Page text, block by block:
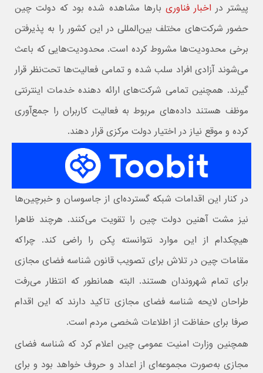
پیشتر در اخبار فناوری بارها مشاهده شده بود که دولت چین
حضور شرکت‌های مختلف بین‌المللی در این کشور را به پذیرفتن
برخی محدودیت‌ها مشروط کرده است. محدودیت‌هایی که باعث
می‌شوند آزادی افراد سلب شده و تمامی فعالیت‌ها تحت‌نظر قرار
گیرند. همچنین تمامی شرکت‌های ارائه دهنده خدمات اینترنتی
موظف هستند داده‌های مربوط به فعالیت کاربران را جمع‌آوری
کرده و موقع نیاز در اختیار دولت مرکزی قرار دهند.
در کنار این اقدامات شبکه گسترده‌ای از جاسوسان و خبرچین‌ها
نیز مشت آهنین دولت چین را تقویت می‌کنند. هرچند ظاهرا
هیچکدام از این موارد نتوانسته پکن را راضی کند. چراکه
مقامات چین در تلاش برای تصویب قانون شناسه فضای مجازی
برای تمام شهروندان هستند. البته همانطور که انتظار می‌رفت
طراحان لایحه شناسه فضای مجازی تاکید دارند که این اقدام
صرفا برای حفاظت از اطلاعات شخصی مردم است.
همچنین وزارت امنیت عمومی چین اعلام کرد که شناسه فضای
مجازی به‌صورت مجموعه‌ای از اعداد و حروف خواهد بود و برای